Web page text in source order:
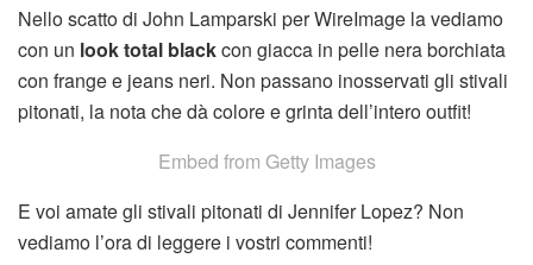
Nello scatto di John Lamparski per WireImage la vediamo
con un look total blackcon giacca in pelle nera borchiata
con frange e jeans neri. Non passano inosservati gli stivali
pitonati, la nota che dà colore e grinta dell’intero outfit!
Embed from Getty Images
E voi amate gli stivali pitonati di Jennifer Lopez? Non
vediamo l’ora di leggere i vostri commenti!